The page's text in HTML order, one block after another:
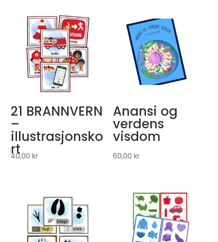
21 BRANNVERN
–
illustrasjonsko
rt
40,00kr
Anansi og
verdens
visdom
60,00kr